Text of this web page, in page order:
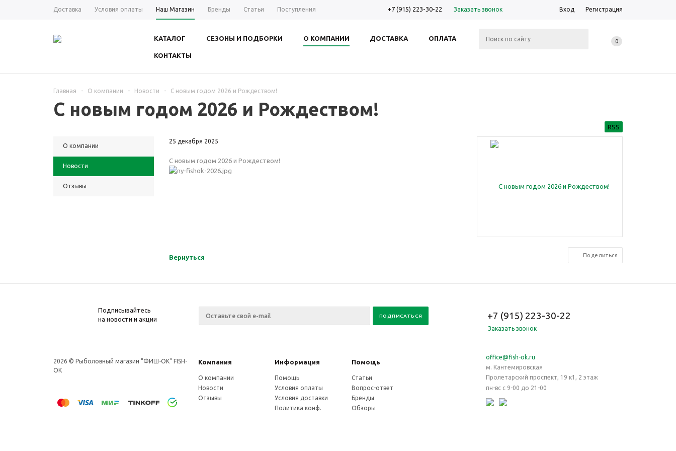
Доставка Условия оплаты Наш Магазин Бренды Статьи Поступления +7 (915) 223-30-22 Заказать звонок Вход Регистрация
КАТАЛОГ СЕЗОНЫ И ПОДБОРКИ О КОМПАНИИ ДОСТАВКА ОПЛАТА
КОНТАКТЫ
0
Главная - О компании - Новости - С новым годом 2026 и Рождеством!
С новым годом 2026 и Рождеством!
О компании
Новости
Отзывы
RSS
25 декабря 2025
С новым годом 2026 и Рождеством!
Вернуться Поделиться
Подписывайтесь
на новости и акции
+7 (915) 223-30-22
Заказать звонок
2026 © Рыболовный магазин "ФИШ-OK" FISH-
OK
Компания Информация Помощь
О компании
Новости
Отзывы
Помощь
Условия оплаты
Условия доставки
Политика конф.
Статьи
Вопрос-ответ
Бренды
Обзоры
office@fish-ok.ru
м. Кантемировская
Пролетарский проспект, 19 к1, 2 этаж
пн-вс с 9-00 до 21-00